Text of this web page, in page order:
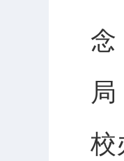
念
校